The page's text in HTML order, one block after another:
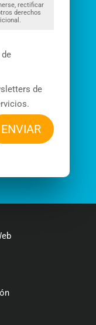
rectificar
derechos
de
ENVIAR